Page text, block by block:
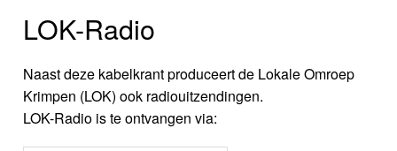
LOK-Radio
Naast deze kabelkrant produceert de Lokale Omroep
Krimpen (LOK) ook radiouitzendingen.
LOK-Radio is te ontvangen via: